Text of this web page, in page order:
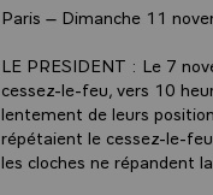
Paris – Dimanche 11
LE PRESIDENT : Le 7
cessez-le-feu, vers 10
lentement de leurs
répétaient le cessez-le-
les cloches ne répandent